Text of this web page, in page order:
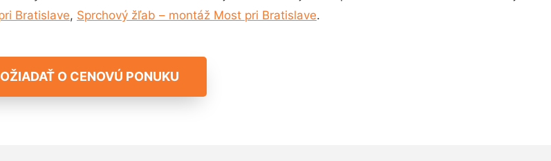
Bratislave, Sprchový žľab – montáž Most pri Bratislave.
O CENOVÚ PONUKU